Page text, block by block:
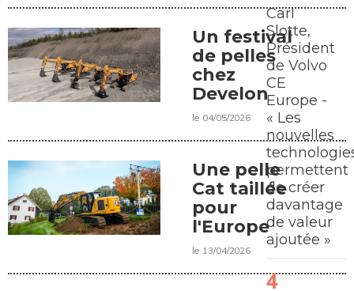
Un festival
de pelles
chez
Develon
le 04/05/2026
Une pelle
Cat taillée
pour
l'Europe
le 13/04/2026
Carl
Slotte,
Président
de Volvo
CE
Europe -
« Les
nouvelles
permettent
de créer
davantage
de valeur
ajoutée »